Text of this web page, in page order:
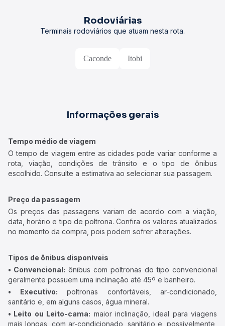
Rodoviárias
Terminais rodoviários que atuam nesta rota.
Caconde Itobi
Informações gerais
Tempo médio de viagem
O tempo de viagem entre as cidades pode variar conforme a
rota, viação, condições de trânsito e o tipo de ônibus
escolhido. Consulte a estimativa ao selecionar sua passagem.
Preço da passagem
Os preços das passagens variam de acordo com a viação,
data, horário e tipo de poltrona. Confira os valores atualizados
no momento da compra, pois podem sofrer alterações.
Tipos de ônibus disponíveis
• Convencional: ônibus com poltronas do tipo convencional
geralmente possuem uma inclinação até 45º e banheiro.
• Executivo: poltronas confortáveis, ar-condicionado,
sanitário e, em alguns casos, água mineral.
• Leito ou Leito-cama: maior inclinação, ideal para viagens
mais longas, com ar-condicionado, sanitário e, possivelmente,